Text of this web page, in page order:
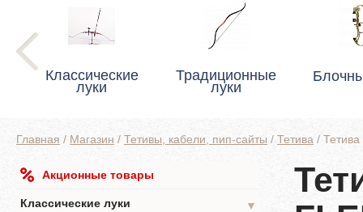
Классические
луки
Традиционные
луки
Главная / Магазин / Тетивы, кабели, пип-сайты / Тетива /
Акционные товары
Классические луки
▼